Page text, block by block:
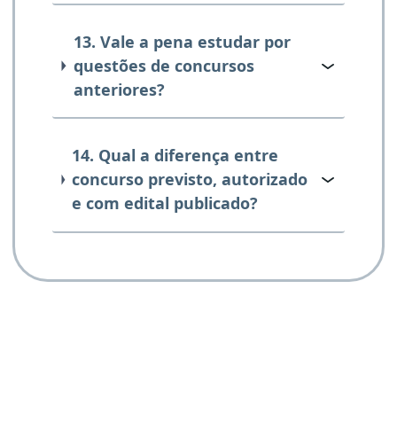
13. Vale a pena estudar por
questões de concursos
anteriores?
14. Qual a diferença entre
concurso previsto, autorizado
e com edital publicado?